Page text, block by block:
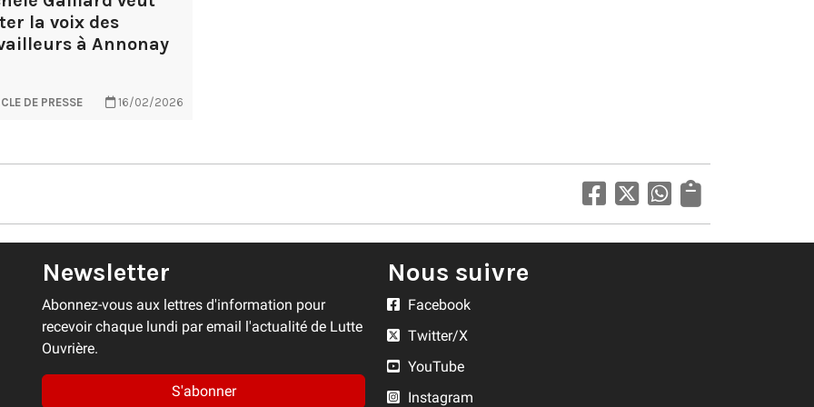
la voix des
à Annonay
DE PRESSE 16/02/2026
Newsletter
Abonnez-vous aux lettres d'information pour
recevoir chaque lundi par email l'actualité de Lutte
Ouvrière.
S'abonner
Nous suivre
Facebook
Twitter/X
YouTube
Instagram